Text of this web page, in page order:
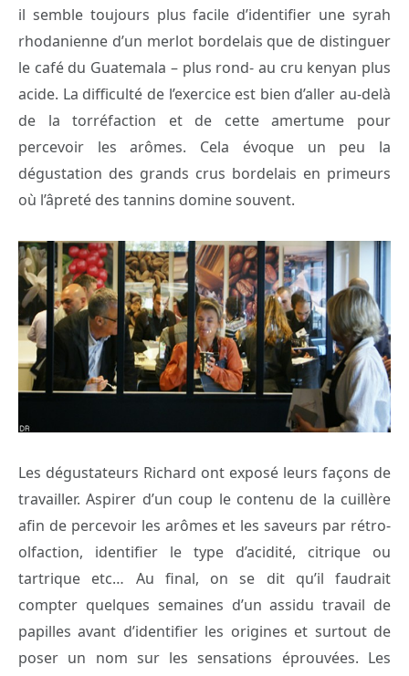
il semble toujours plus facile d’identifier une syrah
rhodanienne d’un merlot bordelais que de distinguer
le café du Guatemala – plus rond- au cru kenyan plus
acide. La difficulté de l’exercice est bien d’aller au-delà
de la torréfaction et de cette amertume pour
percevoir les arômes. Cela évoque un peu la
dégustation des grands crus bordelais en primeurs
où l’âpreté des tannins domine souvent.
Les dégustateurs Richard ont exposé leurs façons de
travailler. Aspirer d’un coup le contenu de la cuillère
afin de percevoir les arômes et les saveurs par rétro-
olfaction, identifier le type d’acidité, citrique ou
tartrique etc… Au final, on se dit qu’il faudrait
compter quelques semaines d’un assidu travail de
papilles avant d’identifier les origines et surtout de
poser un nom sur les sensations éprouvées. Les